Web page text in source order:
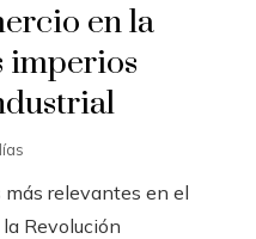
en la
imperios
relevantes en el
Revolución